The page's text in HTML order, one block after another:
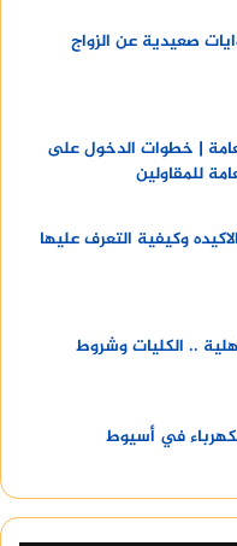
صعيدية عن الزواج
| خطوات الدخول على
للمقاولين
وكيفية التعرف عليها
.. الكليات وشروط
في أسيوط